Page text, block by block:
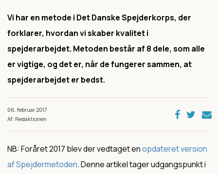
Vi har en metode i Det Danske Spejderkorps, der
forklarer, hvordan vi skaber kvalitet i
spejderarbejdet. Metoden består af 8 dele, som alle
er vigtige, og det er, når de fungerer sammen, at
spejderarbejdet er bedst.
06. februar 2017
Af: Redaktionen
NB: Foråret 2017 blev der vedtaget enopdateret version
af Spejdermetoden. Denne artikel tager udgangspunkt i